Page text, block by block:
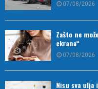
07/08/2026
Zašto ne
ekrana“
07/08/2026
Nisu sva ulja